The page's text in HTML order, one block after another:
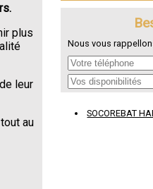
plus
leur
au
Nous vous
SOCOREBAT